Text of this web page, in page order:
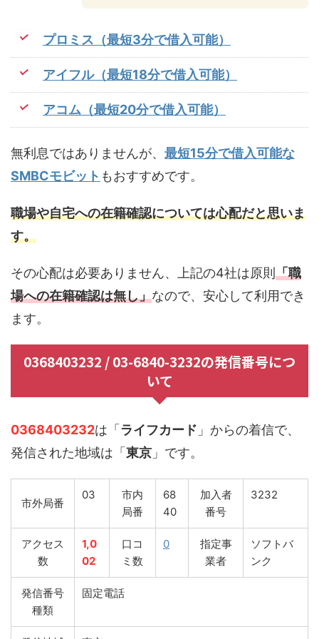
プロミス（最短3分で借入可能）
アイフル（最短18分で借入可能）
アコム（最短20分で借入可能）
無利息ではありませんが、 最短15分で借入可能な
SMBCモビット もおすすめです。
職場や自宅への在籍確認については心配だと思いま
す。
その心配は必要ありません、上記の4社は原則「職
場への在籍確認は無し」なので、安心して利用でき
ます。
0368403232 / 03-6840-3232の発信番号につ
いて
0368403232は「ライフカード 」からの着信で、
発信された地域は「東京 」です。
市外局番
03
市内
局番
68
40
加入者
番号
3232
アクセス
数
1,0
02
口コ
ミ数
0
指定事
業者
ソフトバ
ンク
発信番号
種類
固定電話